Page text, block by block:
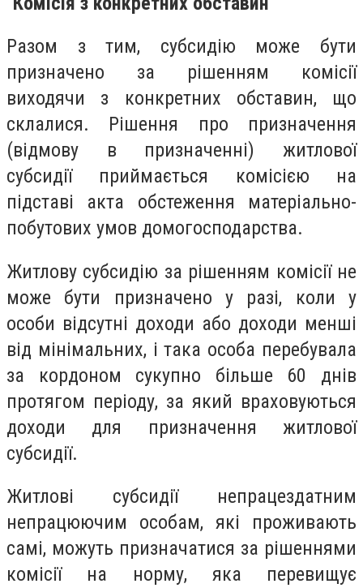
Разом з тим, субсидію може бути
призначено за рішенням комісії
виходячи з конкретних обставин, що
склалися. Рішення про призначення
(відмову в призначенні) житлової
субсидії приймається комісією на
підставі акта обстеження матеріально-
побутових умов домогосподарства.
Житлову субсидію за рішенням комісії не
може бути призначено у разі, коли у
особи відсутні доходи або доходи менші
від мінімальних, і така особа перебувала
за кордоном сукупно більше 60 днів
протягом періоду, за який враховуються
доходи для призначення житлової
субсидії.
Житлові субсидії непрацездатним
непрацюючим особам, які проживають
самі, можуть призначатися за рішеннями
комісії на норму, яка перевищує